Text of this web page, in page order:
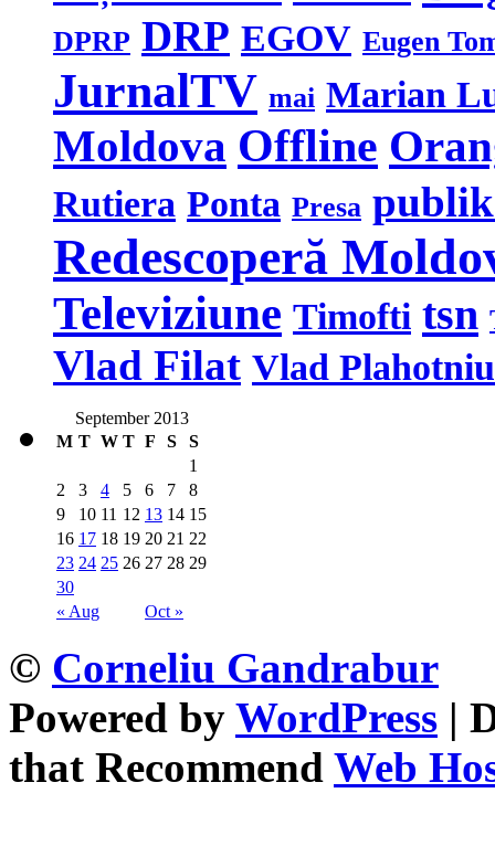
DPRP DRP EGOV Eugen
JurnalTV mai Marian
Moldova Offline
Rutiera Ponta Presa
Redescoperă
Televiziune Timofti tsn
Vlad Filat Vlad
September 2013
M T W T F S S
« Aug Oct »
1
2
3 4 5 6 7
8
9
10 11 12 13 14 15
16 17 18 19 20 21 22
23 24 25 26 27 28 29
30
© Corneliu Gandrabur
Powered by WordPress |
that Recommend Web